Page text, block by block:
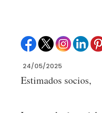
24/05/2025
Estimados socios,